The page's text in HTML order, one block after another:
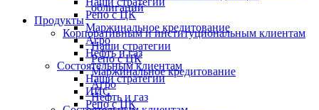
Репо с ЦК
Маржинальное кредитование
Агро
Нефть и газ
Состоятельным клиентам
Наши стратегии
ИИС
Репо с ЦК
облигаций
Продукты
Корпоративным и институциональным клиентам
Наши стратегии
Репо с ЦК
Маржинальное кредитование
Агро
Нефть и газ